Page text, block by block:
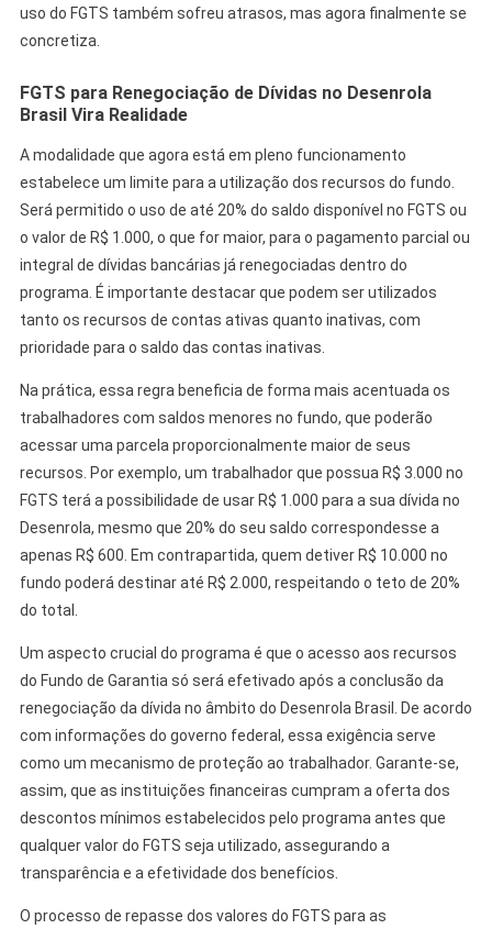
uso do FGTS também sofreu atrasos, mas agora finalmente se
concretiza.
FGTS para Renegociação de Dívidas no Desenrola
Brasil Vira Realidade
A modalidade que agora está em pleno funcionamento
estabelece um limite para a utilização dos recursos do fundo.
Será permitido o uso de até 20% do saldo disponível no FGTS ou
o valor de R$ 1.000, o que for maior, para o pagamento parcial ou
integral de dívidas bancárias já renegociadas dentro do
programa. É importante destacar que podem ser utilizados
tanto os recursos de contas ativas quanto inativas, com
prioridade para o saldo das contas inativas.
Na prática, essa regra beneficia de forma mais acentuada os
trabalhadores com saldos menores no fundo, que poderão
acessar uma parcela proporcionalmente maior de seus
recursos. Por exemplo, um trabalhador que possua R$ 3.000 no
FGTS terá a possibilidade de usar R$ 1.000 para a sua dívida no
Desenrola, mesmo que 20% do seu saldo correspondesse a
apenas R$ 600. Em contrapartida, quem detiver R$ 10.000 no
fundo poderá destinar até R$ 2.000, respeitando o teto de 20%
do total.
Um aspecto crucial do programa é que o acesso aos recursos
do Fundo de Garantia só será efetivado após a conclusão da
renegociação da dívida no âmbito do Desenrola Brasil. De acordo
com informações do governo federal, essa exigência serve
como um mecanismo de proteção ao trabalhador. Garante-se,
assim, que as instituições financeiras cumpram a oferta dos
descontos mínimos estabelecidos pelo programa antes que
qualquer valor do FGTS seja utilizado, assegurando a
transparência e a efetividade dos benefícios.
O processo de repasse dos valores do FGTS para as